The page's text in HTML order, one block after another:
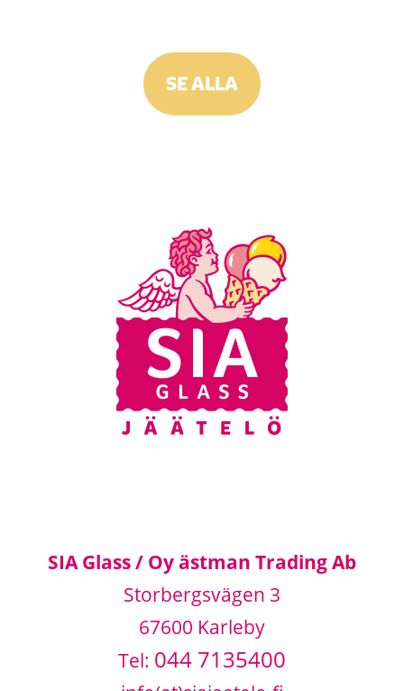
SE ALLA
SIA Glass / Oy ästman Trading Ab
Storbergsvägen 3
67600 Karleby
Tel: 044 7135400